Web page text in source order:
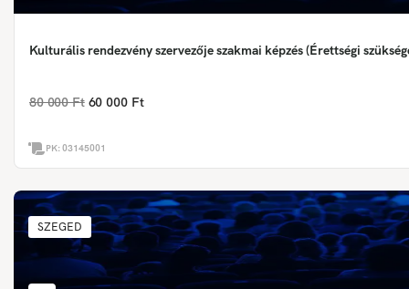
Kulturális rendezvény szervezője szakmai képzés (Érettségi
80 000 Ft 60 000 Ft
PK:03145001
SZEGED